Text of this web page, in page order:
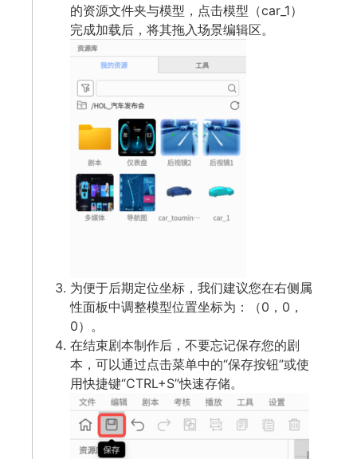
的资源文件夹与模型，点击模型（car_1）
完成加载后，将其拖入场景编辑区。
为便于后期定位坐标，我们建议您在右侧属
性面板中调整模型位置坐标为：（0，0，
0）。
在结束剧本制作后，不要忘记保存您的剧
本，可以通过点击菜单中的“保存按钮”或使
用快捷键“CTRL+S”快速存储。